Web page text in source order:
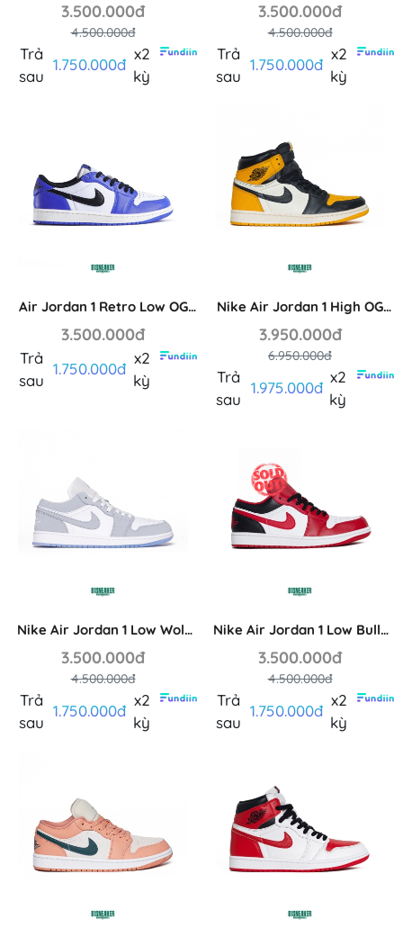
3.500.000đ
4.500.000đ
Trả
sau
1.750.000đ
x2
kỳ
3.500.000đ
4.500.000đ
Trả
sau
1.750.000đ
x2
kỳ
Air Jordan 1 Retro Low OG
3.500.000đ
Trả
sau
1.750.000đ
x2
kỳ
Nike Air Jordan 1 High OG
3.950.000đ
6.950.000đ
Trả
sau
1.975.000đ
x2
kỳ
Nike Air Jordan 1 Low Wolf
3.500.000đ
4.500.000đ
Trả
sau
1.750.000đ
x2
kỳ
Nike Air Jordan 1 Low Bulls
3.500.000đ
4.500.000đ
Trả
sau
1.750.000đ
x2
kỳ